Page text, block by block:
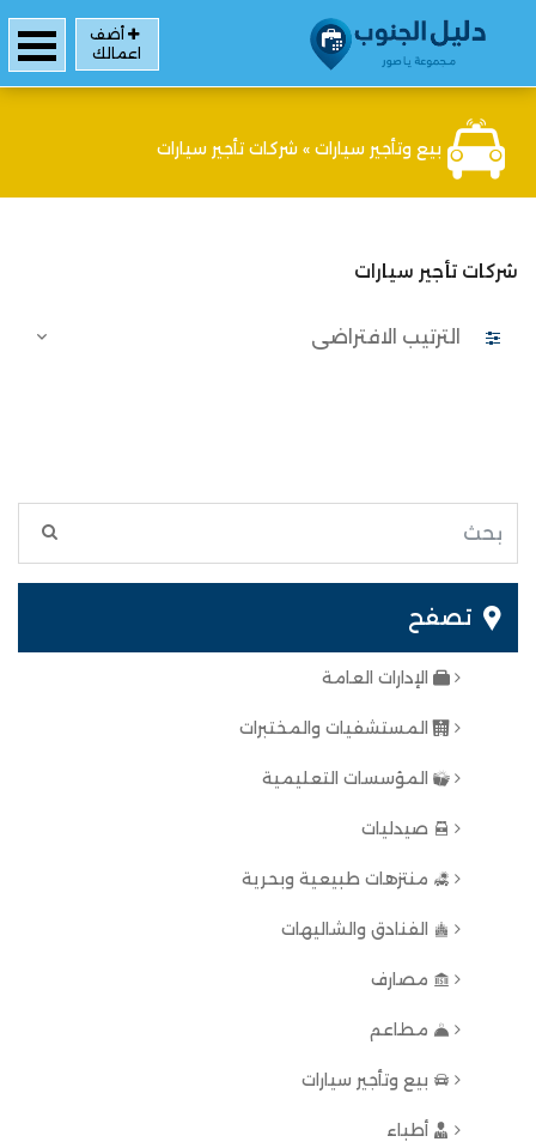
أضف
اعمالك
بيع وتأجير سيارات » شركات تأجير سيارات
شركات تأجير سيارات
تصفح
الإدارات العامة
المستشفيات والمختبرات
المؤسسات التعليمية
صيدليات
منتزهات طبيعية وبحرية
الفنادق والشاليهات
مصارف
مطاعم
بيع وتأجير سيارات
أطباء